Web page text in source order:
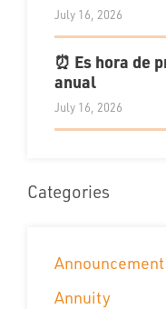
July 16, 2026
⏰ Es hora de
anual
July 16, 2026
Categories
Annuity